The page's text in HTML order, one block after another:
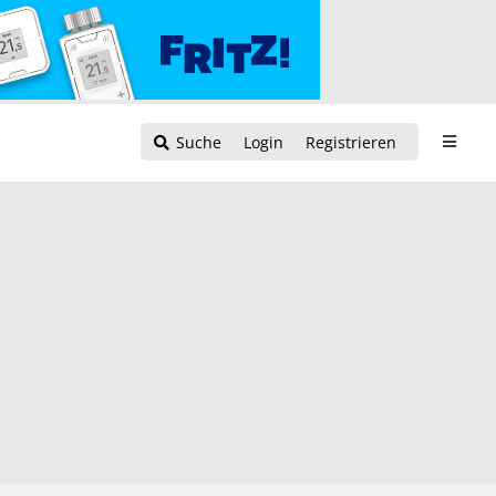
Login Registrieren
Suche